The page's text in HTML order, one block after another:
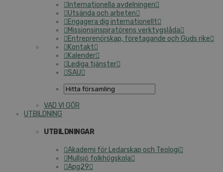
Internationella avdelningen
Utsända och arbeten
Engagera dig internationellt
Missionsinspiratörens verktygslåda
Entreprenörskap, företagande och Guds rike
Kontakt
Kalender
Lediga tjänster
SAU
VAD VI GÖR
UTBILDNING
UTBILDNINGAR
Akademi för Ledarskap och Teologi
Mullsjö folkhögskola
Apg29